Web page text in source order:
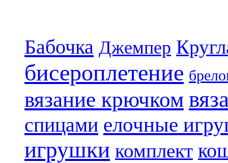
Бабочка Джемпер
бисероплетение
вязание крючком
спицами елочные
игрушки комплект